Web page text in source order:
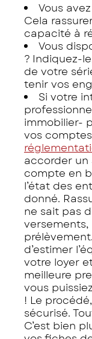
Vous
Cela
capacité à
Vous
? Indiquez-
de votre
tenir vos
Si votre
immobilier-
vos
accorder un
compte en
l’état des
donné.
ne sait pas
d’estimer
votre loyer
meilleure
vous
! Le
sécurisé.
C’est bien